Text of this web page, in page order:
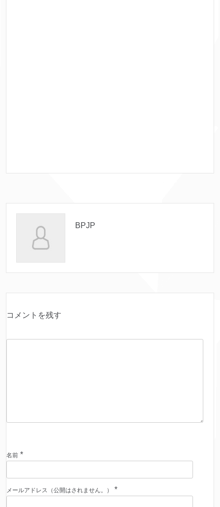
BPJP
コメントを残す
名前 *
メールアドレス（公開はされません。） *